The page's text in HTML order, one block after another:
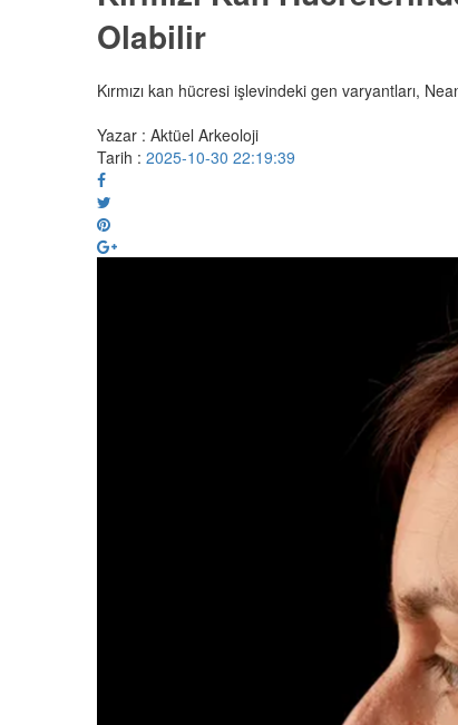
Olabilir
Kırmızı kan hücresi işlevindeki gen varyantları,
Yazar : Aktüel Arkeoloji
Tarih : 2025-10-30 22:19:39